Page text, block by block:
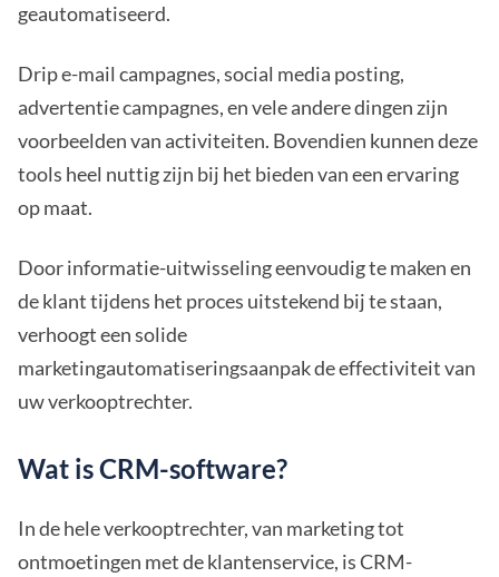
geautomatiseerd.
Drip e-mail campagnes, social media posting,
advertentie campagnes, en vele andere dingen zijn
voorbeelden van activiteiten. Bovendien kunnen deze
tools heel nuttig zijn bij het bieden van een ervaring
op maat.
Door informatie-uitwisseling eenvoudig te maken en
de klant tijdens het proces uitstekend bij te staan,
verhoogt een solide
marketingautomatiseringsaanpak de effectiviteit van
uw verkooptrechter.
Wat is CRM-software?
In de hele verkooptrechter, van marketing tot
ontmoetingen met de klantenservice, is CRM-